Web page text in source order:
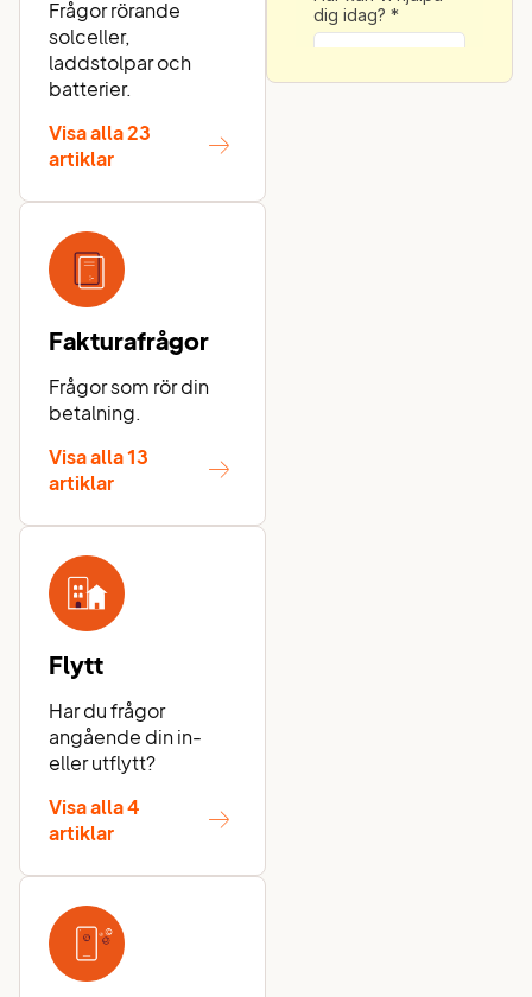
Frågor rörande
solceller,
laddstolpar och
batterier.
Visa alla 23
artiklar
Fakturafrågor
Frågor som rör din
betalning.
Visa alla 13
artiklar
Flytt
Har du frågor
angående din in-
eller utflytt?
Visa alla 4
artiklar